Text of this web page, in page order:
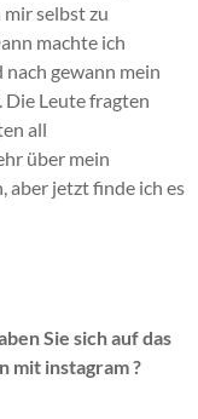
selbst zu
machte ich
gewann mein
Die Leute fragten
all
über mein
aber jetzt finde ich es
Sie sich auf das
mit instagram?